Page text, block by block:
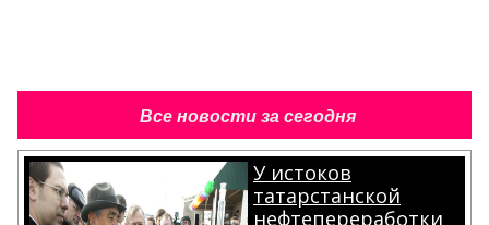
Все новости за сегодня
У истоков
татарстанской
нефтепереработки